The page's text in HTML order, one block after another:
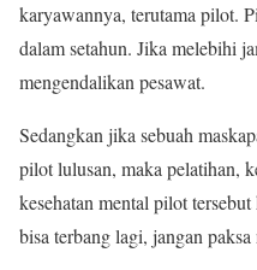
karyawannya, terutama pilot.
dalam setahun. Jika melebihi
mengendalikan pesawat.
Sedangkan jika sebuah
pilot lulusan, maka pelatihan,
kesehatan mental pilot
bisa terbang lagi, jangan paksa